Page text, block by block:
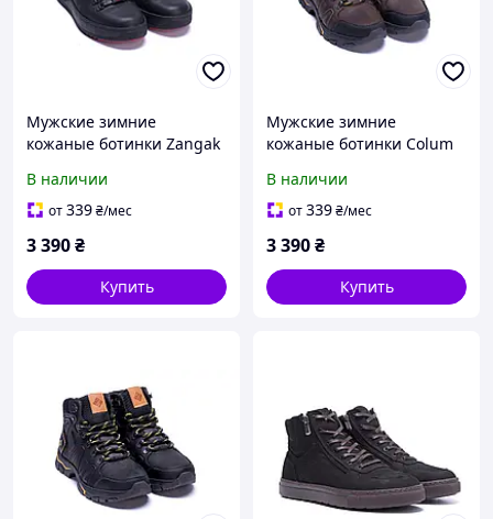
Мужские зимние
кожаные ботинки Zangak
мехом
В наличии
от339₴/мес
3 390₴
Купить
Мужские зимние
кожаные ботинки Colum
мехом
В наличии
от339₴/мес
3 390₴
Купить